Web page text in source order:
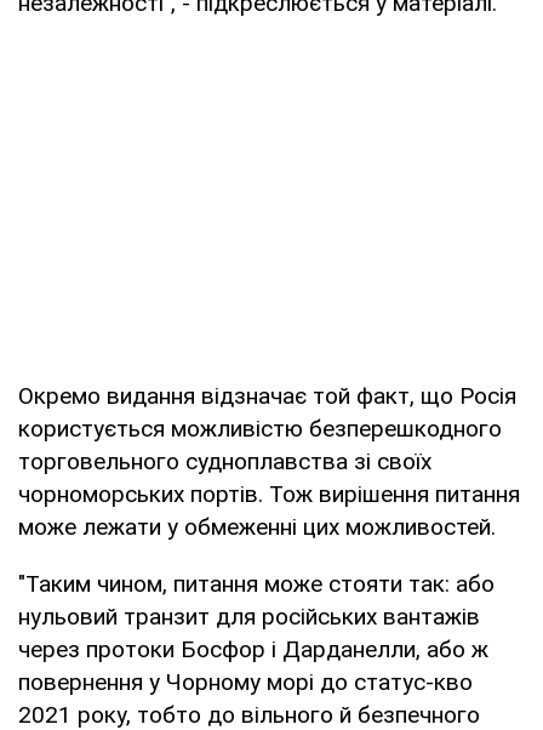
Окремо видання відзначає той факт, що Росія
користується можливістю безперешкодного
торговельного судноплавства зі своїх
чорноморських портів. Тож вирішення питання
може лежати у обмеженні цих можливостей.
"Таким чином, питання може стояти так: або
нульовий транзит для російських вантажів
через протоки Босфор і Дарданелли, або ж
повернення у Чорному морі до статус-кво
2021 року, тобто до вільного й безпечного